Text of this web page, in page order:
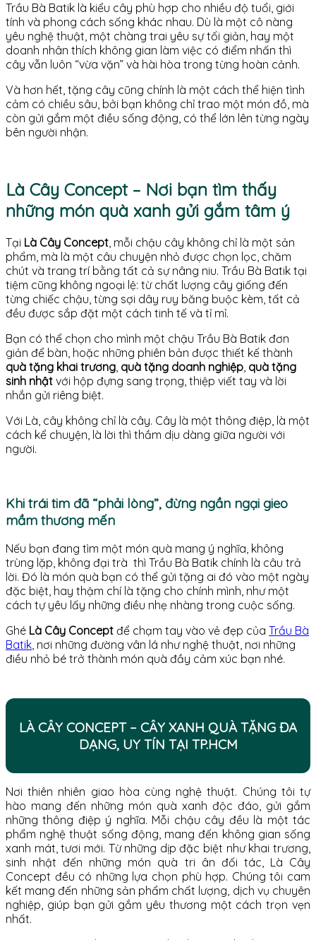
Trầu Bà Batik là kiểu cây phù hợp cho nhiều độ tuổi, giới
tính và phong cách sống khác nhau. Dù là một cô nàng
yêu nghệ thuật, một chàng trai yêu sự tối giản, hay một
doanh nhân thích không gian làm việc có điểm nhấn thì
cây vẫn luôn “vừa vặn” và hài hòa trong từng hoàn cảnh.
Và hơn hết, tặng cây cũng chính là một cách thể hiện tình
cảm có chiều sâu, bởi bạn không chỉ trao một món đồ, mà
còn gửi gắm một điều sống động, có thể lớn lên từng ngày
bên người nhận.
Là Cây Concept – Nơi bạn tìm thấy
những món quà xanh gửi gắm tâm ý
Tại Là Cây Concept, mỗi chậu cây không chỉ là một sản
phẩm, mà là một câu chuyện nhỏ được chọn lọc, chăm
chút và trang trí bằng tất cả sự nâng niu. Trầu Bà Batik tại
tiệm cũng không ngoại lệ: từ chất lượng cây giống đến
từng chiếc chậu, từng sợi dây ruy băng buộc kèm, tất cả
đều được sắp đặt một cách tinh tế và tỉ mỉ.
Bạn có thể chọn cho mình một chậu Trầu Bà Batik đơn
giản để bàn, hoặc những phiên bản được thiết kế thành
quà tặng khai trương, quà tặng doanh nghiệp, quà tặng
sinh nhật với hộp đựng sang trọng, thiệp viết tay và lời
nhắn gửi riêng biệt.
Với Là, cây không chỉ là cây. Cây là một thông điệp, là một
cách kể chuyện, là lời thì thầm dịu dàng giữa người với
người.
Khi trái tim đã “phải lòng”, đừng ngần ngại gieo
mầm thương mến
Nếu bạn đang tìm một món quà mang ý nghĩa, không
trùng lặp, không đại trà thì Trầu Bà Batik chính là câu trả
lời. Đó là món quà bạn có thể gửi tặng ai đó vào một ngày
đặc biệt, hay thậm chí là tặng cho chính mình, như một
cách tự yêu lấy những điều nhẹ nhàng trong cuộc sống.
Ghé Là Cây Concept để chạm tay vào vẻ đẹp của Trầu Bà
Batik, nơi những đường vân lá như nghệ thuật, nơi những
điều nhỏ bé trở thành món quà đầy cảm xúc bạn nhé.
LÀ CÂY CONCEPT – CÂY XANH QUÀ TẶNG ĐA
DẠNG, UY TÍN TẠI TP.HCM
Nơi thiên nhiên giao hòa cùng nghệ thuật. Chúng tôi tự
hào mang đến những món quà xanh độc đáo, gửi gắm
những thông điệp ý nghĩa. Mỗi chậu cây đều là một tác
phẩm nghệ thuật sống động, mang đến không gian sống
xanh mát, tươi mới. Từ những dịp đặc biệt như khai trương,
sinh nhật đến những món quà tri ân đối tác, Là Cây
Concept đều có những lựa chọn phù hợp. Chúng tôi cam
kết mang đến những sản phẩm chất lượng, dịch vụ chuyên
nghiệp, giúp bạn gửi gắm yêu thương một cách trọn vẹn
nhất.